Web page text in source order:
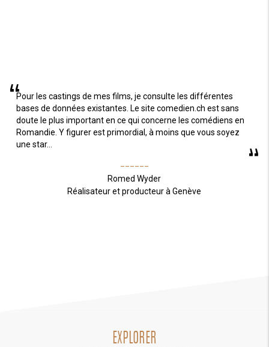
Pour les castings de mes films, je consulte les différentes
bases de données existantes. Le site comedien.ch est sans
doute le plus important en ce qui concerne les comédiens en
Romandie. Y figurer est primordial, à moins que vous soyez
une star...
Romed Wyder
Réalisateur et producteur à Genève
EXPLORER